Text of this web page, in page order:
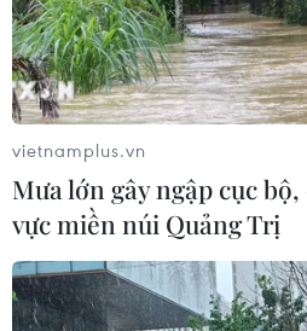
toàn diện Việt Nam-
08/08/2026 23:13
VIDEO
vietnamplus.vn
Mưa lớn gây ngập cục
vực miền núi Quảng Trị